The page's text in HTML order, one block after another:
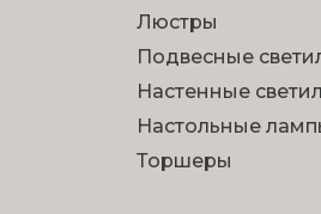
Люстры
Подвесные
Настенные
Настольные
Торшеры